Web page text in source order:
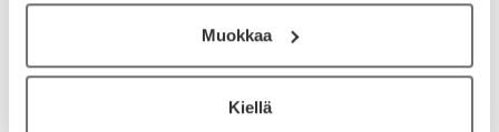
Muokkaa
Kiellä
22.4.2024
Todella sileä lopputulos ilman pahaa hajua